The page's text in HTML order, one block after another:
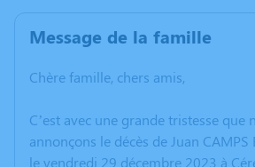
Message de la famille
Chère famille, chers amis,
C’est avec une grande tristesse que
annonçons le décès de Juan CAMPS
le vendredi 29 décembre 2023 à